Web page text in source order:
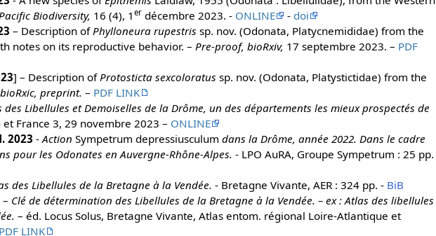
Biodiversity, 16 (4), 1er décembre 2023. - ONLINE - doi
– Description of Phylloneura rupestris sp. nov. (Odonata, Platycnemididae) from the
notes on its reproductive behavior. – Pre-proof, bioRxiv, 17 septembre 2023. – PDF
] – Description of Protosticta sexcoloratus sp. nov. (Odonata, Platystictidae) from the
bioRxic, preprint. – PDF LINK
des Libellules et Demoiselles de la Drôme, un des départements les mieux prospectés de
et France 3, 29 novembre 2023 – ONLINE
2023 -ActionSympetrum depressiusculum dans la Drôme, année 2022. Dans le cadre
pour les Odonates en Auvergne-Rhône-Alpes. - LPO AuRA, Groupe Sympetrum : 25 pp.
des Libellules de la Bretagne à la Vendée. - Bretagne Vivante, AER : 324 pp. - BiB
– Clé de détermination des Libellules de la Bretagne à la Vendée. – ex : Atlas des libellules
– éd. Locus Solus, Bretagne Vivante, Atlas entom. régional Loire-Atlantique et
PDF LINK